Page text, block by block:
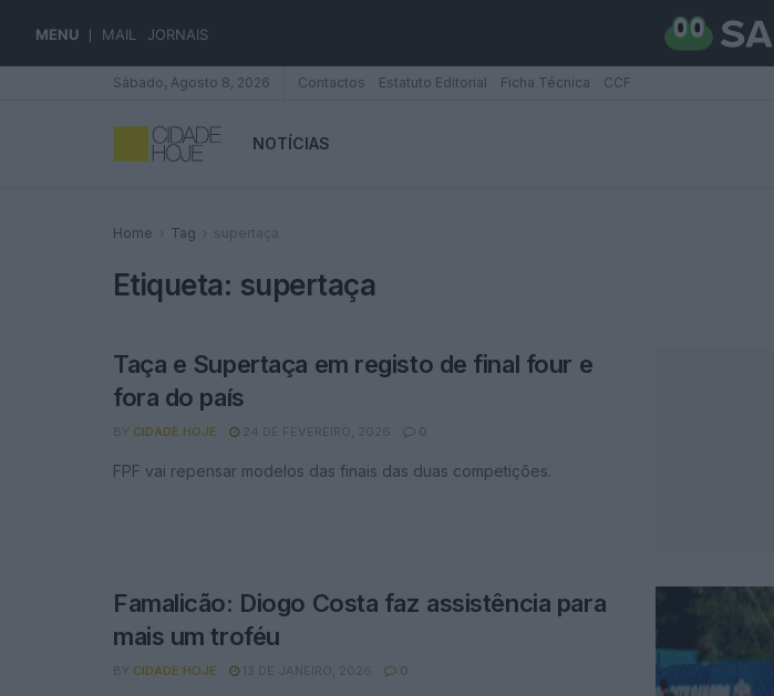
MENU MAIL JORNAIS
Sábado, Agosto 8, 2026 Contactos Estatuto Editorial Ficha Técnica CCF
NOTÍCIAS
Home Tag supertaça
Etiqueta: supertaça
Taça e Supertaça em registo de final four e
fora do país
BY CIDADE HOJE 24 DE FEVEREIRO, 2026 0
FPF vai repensar modelos das finais das duas competições.
Famalicão: Diogo Costa faz assistência para
mais um troféu
BY CIDADE HOJE 13 DE JANEIRO, 2026 0